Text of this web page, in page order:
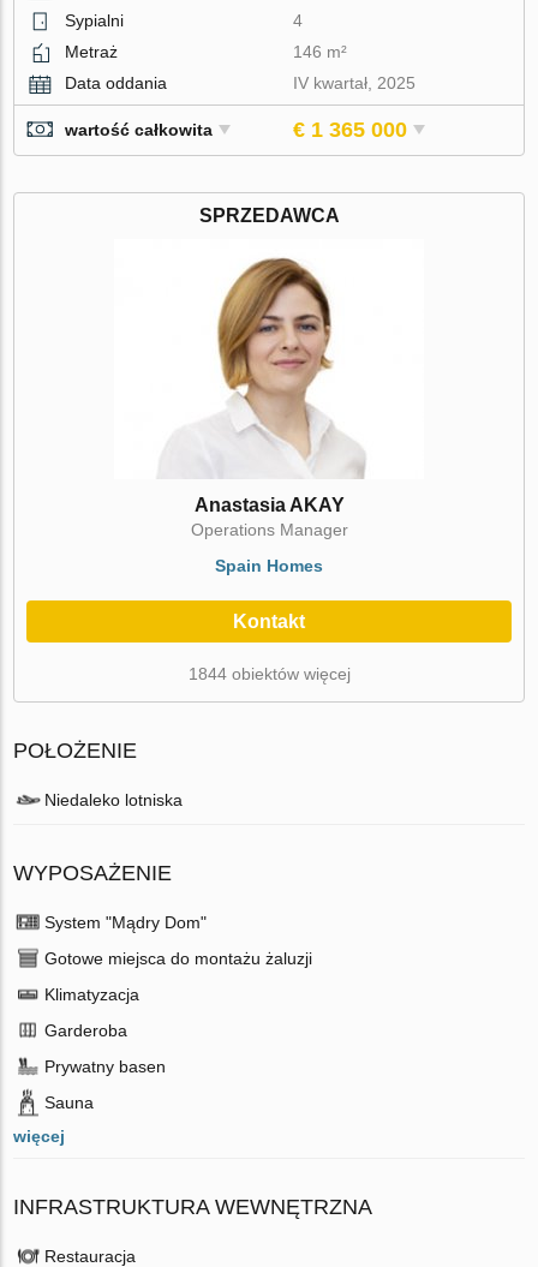
Sypialni
4
Metraż
146 m²
Data oddania
IV kwartał, 2025
wartość całkowita € 1 365 000
SPRZEDAWCA
Anastasia AKAY
Operations Manager
Spain Homes
Kontakt
1844 obiektów więcej
POŁOŻENIE
Niedaleko lotniska
WYPOSAŻENIE
System "Mądry Dom"
Gotowe miejsca do montażu żaluzji
Klimatyzacja
Garderoba
Prywatny basen
Sauna
więcej
INFRASTRUKTURA WEWNĘTRZNA
Restauracja